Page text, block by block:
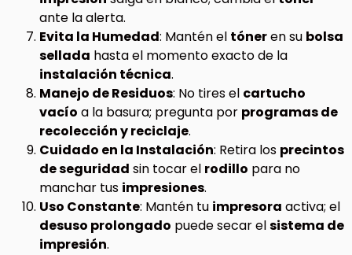
ante la alerta.
Evita la Humedad: Mantén el tóneren su bolsa
sellada hasta el momento exacto de la
instalación técnica.
Manejo de Residuos: No tires el cartucho
vacío a la basura; pregunta por programas de
recolección y reciclaje.
Cuidado en la Instalación: Retira los precintos
de seguridad sin tocar el rodillo para no
manchar tus impresiones.
Uso Constante: Mantén tu impresora activa; el
desuso prolongado puede secar elsistema de
impresión.